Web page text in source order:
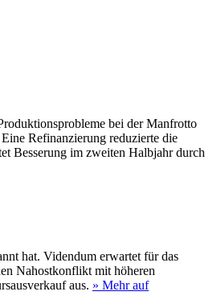
bei der Manfrotto
Refinanzierung reduzierte die
Besserung im zweiten Halbjahr durch
hat. Videndum erwartet für das
Nahostkonflikt mit höheren
aus. » Mehr auf